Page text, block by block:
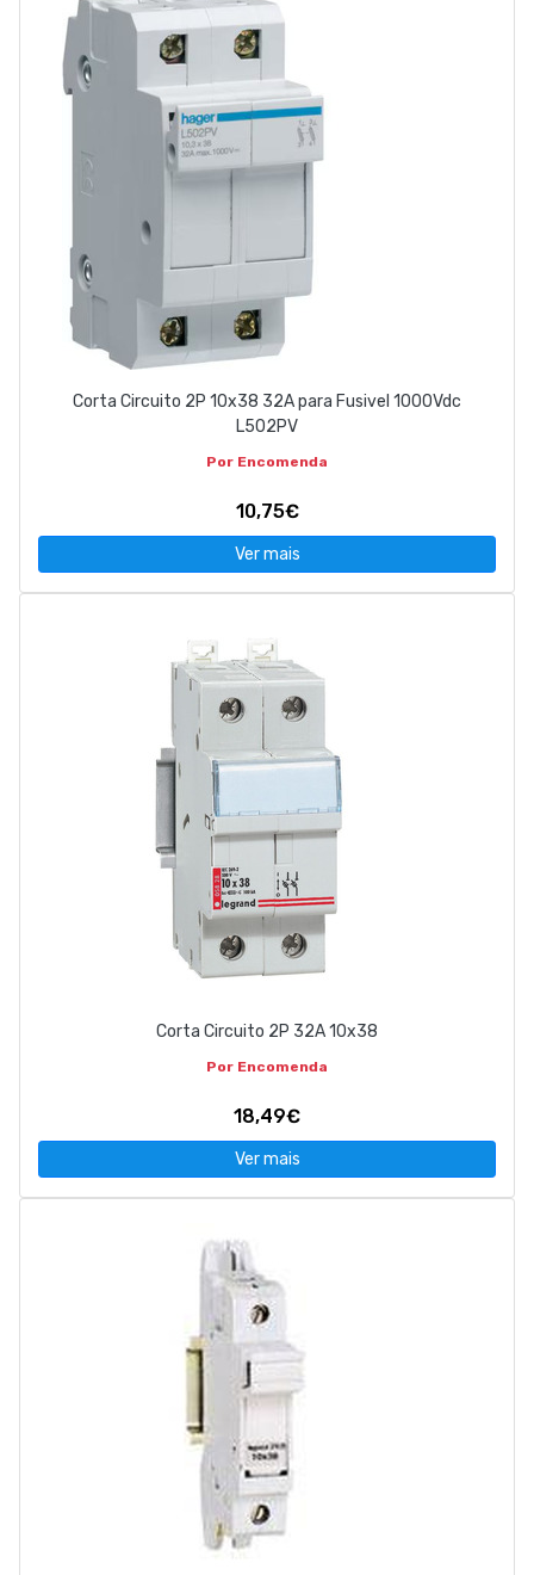
Corta Circuito 2P 10x38 32A para Fusivel 1000Vdc
L502PV
Por Encomenda
10,75€
Ver mais
Corta Circuito 2P 32A 10x38
Por Encomenda
18,49€
Ver mais